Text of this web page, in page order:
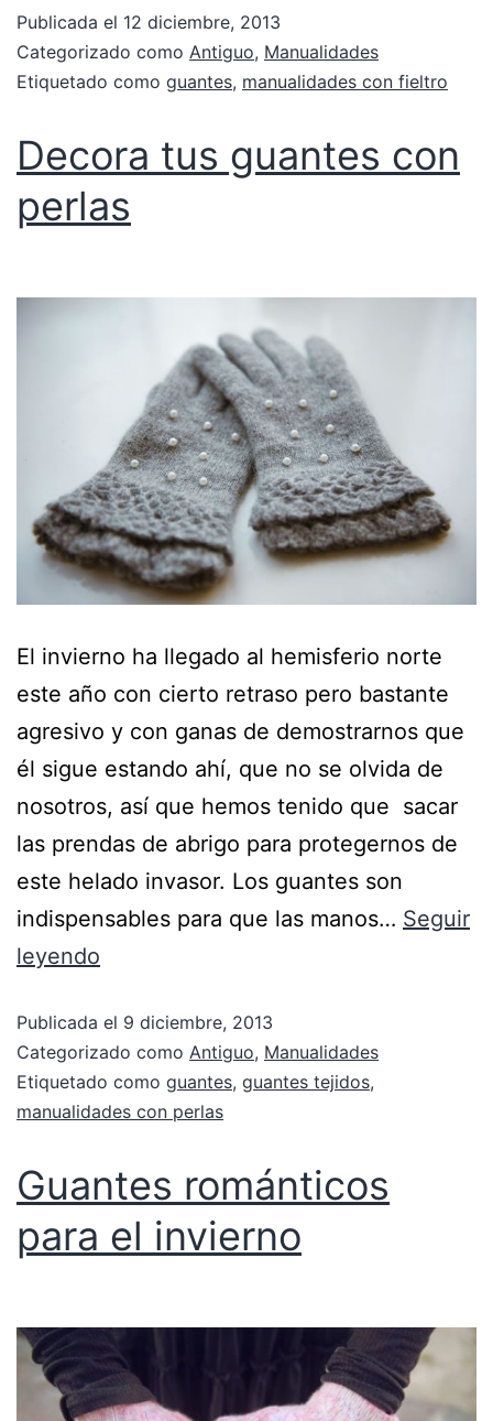
Publicada el 12 diciembre, 2013
Categorizado como Antiguo, Manualidades
Etiquetado como guantes, manualidades con fieltro
Decora tus guantes con
perlas
El invierno ha llegado al hemisferio norte
este año con cierto retraso pero bastante
agresivo y con ganas de demostrarnos que
él sigue estando ahí, que no se olvida de
nosotros, así que hemos tenido que sacar
las prendas de abrigo para protegernos de
este helado invasor. Los guantes son
indispensables para que las manos… Seguir
leyendo
Publicada el 9 diciembre, 2013
Categorizado como Antiguo, Manualidades
Etiquetado como guantes, guantes tejidos,
manualidades con perlas
Guantes románticos
para el invierno